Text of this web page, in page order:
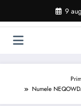
conținut
9
Numele